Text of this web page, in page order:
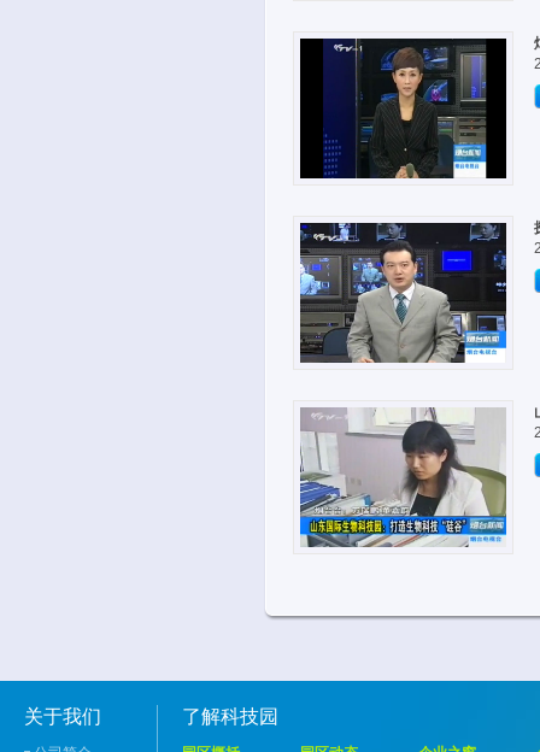
关于我们 了解科技园